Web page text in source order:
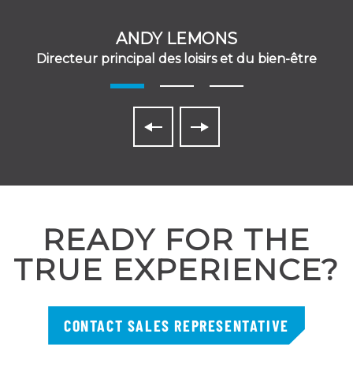
ANDY LEMONS
Directeur principal des loisirs et du bien-être
READY FOR THE
TRUE EXPERIENCE?
CONTACT SALES REPRESENTATIVE